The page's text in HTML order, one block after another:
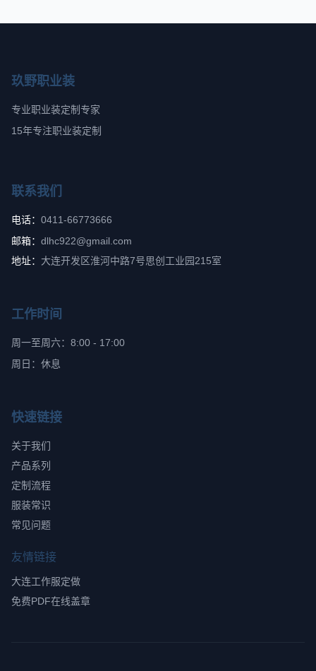
玖野职业装
专业职业装定制专家
15年专注职业装定制
联系我们
电话： 0411-66773666
邮箱： dlhc922@gmail.com
地址： 大连开发区淮河中路7号思创工业园215室
工作时间
周一至周六：8:00 - 17:00
周日：休息
快速链接
关于我们
产品系列
定制流程
服装常识
常见问题
友情链接
大连工作服定做
免费PDF在线盖章